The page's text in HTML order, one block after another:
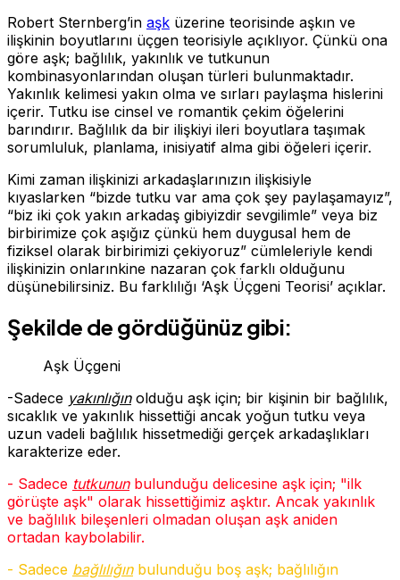
Robert Sternberg’in aşk üzerine teorisinde aşkın ve
ilişkinin boyutlarını üçgen teorisiyle açıklıyor. Çünkü ona
göre aşk; bağlılık, yakınlık ve tutkunun
kombinasyonlarından oluşan türleri bulunmaktadır.
Yakınlık kelimesi yakın olma ve sırları paylaşma hislerini
içerir. Tutku ise cinsel ve romantik çekim öğelerini
barındırır. Bağlılık da bir ilişkiyi ileri boyutlara taşımak
sorumluluk, planlama, inisiyatif alma gibi öğeleri içerir.
Kimi zaman ilişkinizi arkadaşlarınızın ilişkisiyle
kıyaslarken “bizde tutku var ama çok şey paylaşamayız”,
“biz iki çok yakın arkadaş gibiyizdir sevgilimle” veya biz
birbirimize çok aşığız çünkü hem duygusal hem de
fiziksel olarak birbirimizi çekiyoruz” cümleleriyle kendi
ilişkinizin onlarınkine nazaran çok farklı olduğunu
düşünebilirsiniz. Bu farklılığı ‘Aşk Üçgeni Teorisi’ açıklar.
Şekilde de gördüğünüz gibi:
Aşk Üçgeni
-Sadece yakınlığınolduğu aşk için; bir kişinin bir bağlılık,
sıcaklık ve yakınlık hissettiği ancak yoğun tutku veya
uzun vadeli bağlılık hissetmediği gerçek arkadaşlıkları
karakterize eder.
- Sadece tutkununbulunduğu delicesine aşk için; "ilk
görüşte aşk" olarak hissettiğimiz aşktır. Ancak yakınlık
ve bağlılık bileşenleri olmadan oluşan aşk aniden
ortadan kaybolabilir.
- Sadece bağlılığınbulunduğu boş aşk; bağlılığın